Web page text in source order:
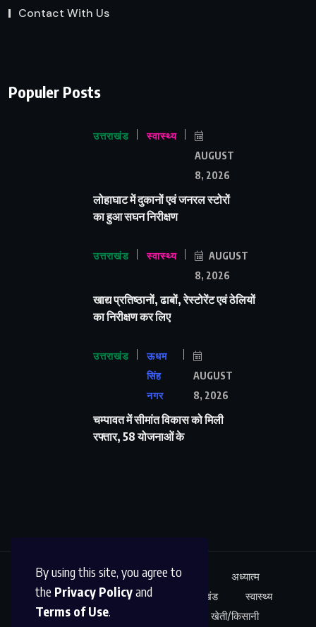
By using this site, you agree to
the Privacy Policyand
Terms of Use.
Contact With Us
Populer Posts
उत्तराखंड स्वास्थ्य
AUGUST
8, 2026
लोहाघाट में दुकानों एवं जनरल स्टोरों
का हुआ सघन निरीक्षण
उत्तराखंड स्वास्थ्य
AUGUST
8, 2026
खाद्य प्रतिष्ठानों, ढाबों, रेस्टोरेंट एवं ठेलियों
का निरीक्षण कर लिए
उत्तराखंड
ऊधम
सिंह
नगर
AUGUST
8, 2026
चम्पावत में सीमांत विकास को मिली
रफ्तार, 58 योजनाओं के
ऊधम सिंह नगर अंतर्राष्ट्रीय
अध्यात्म
कारोबार
अपराध साहित्य उत्तराखंड
स्वास्थ्य
नेशनल न्यूज़
खेल खेती/किसानी